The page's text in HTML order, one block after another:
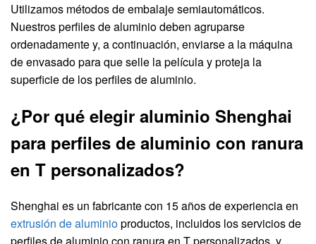
Utilizamos métodos de embalaje semiautomáticos.
Nuestros perfiles de aluminio deben agruparse
ordenadamente y, a continuación, enviarse a la máquina
de envasado para que selle la película y proteja la
superficie de los perfiles de aluminio.
¿Por qué elegir aluminio Shenghai
para perfiles de aluminio con ranura
en T personalizados?
Shenghai es un fabricante con 15 años de experiencia en
extrusión de aluminioproductos, incluidos los servicios de